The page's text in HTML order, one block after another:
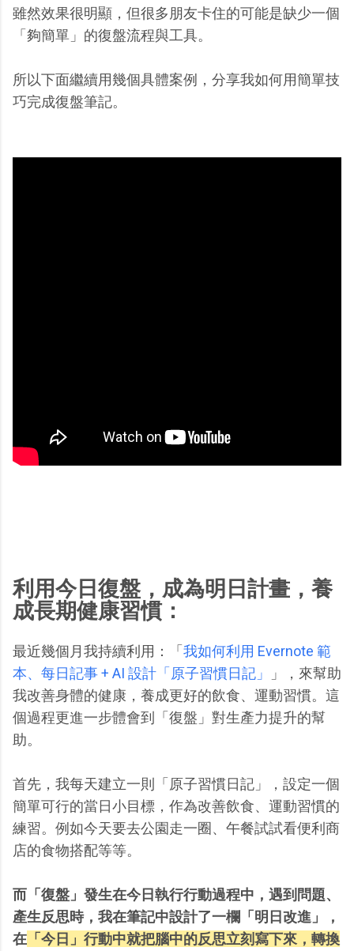
雖然效果很明顯，但很多朋友卡住的可能是缺少一個
「夠簡單」的復盤流程與工具。
所以下面繼續用幾個具體案例，分享我如何用簡單技
巧完成復盤筆記。
利用今日復盤，成為明日計畫，養
成長期健康習慣：
最近幾個月我持續利用：「我如何利用 Evernote 範
本、每日記事 + AI 設計「原子習慣日記」
」，來幫助
我改善身體的健康，養成更好的飲食、運動習慣。這
個過程更進一步體會到「復盤」對生產力提升的幫
助。
首先，我每天建立一則「原子習慣日記」，設定一個
簡單可行的當日小目標，作為改善飲食、運動習慣的
練習。例如今天要去公園走一圈、午餐試試看便利商
店的食物搭配等等。
而「復盤」發生在今日執行行動過程中，遇到問題、
產生反思時，我在筆記中設計了一欄「明日改進」，
在 「今日」行動中就把腦中的反思立刻寫下來，轉換